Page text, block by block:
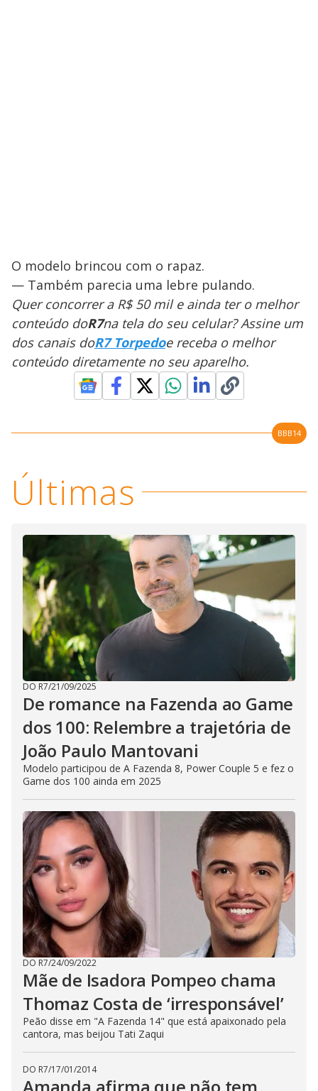
O modelo brincou com o rapaz.
— Também parecia uma lebre pulando.
Quer concorrer a R$ 50 mil e ainda ter o melhor
conteúdo doR7na tela do seu celular? Assine um
dos canais doR7 Torpedoe receba o melhor
conteúdo diretamente no seu aparelho.
BBB14
Últimas
DO R7/21/09/2025
De romance na Fazenda ao Game
dos 100: Relembre a trajetória de
João Paulo Mantovani
Modelo participou de A Fazenda 8, Power Couple 5 e fez o
Game dos 100 ainda em 2025
DO R7/24/09/2022
Mãe de Isadora Pompeo chama
Thomaz Costa de ‘irresponsável’
Peão disse em "A Fazenda 14" que está apaixonado pela
cantora, mas beijou Tati Zaqui
DO R7/17/01/2014
Amanda afirma que não tem